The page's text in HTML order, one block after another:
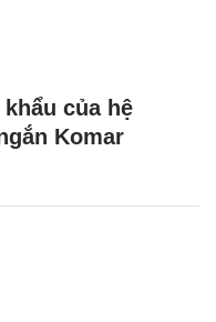
của hệ
Komar